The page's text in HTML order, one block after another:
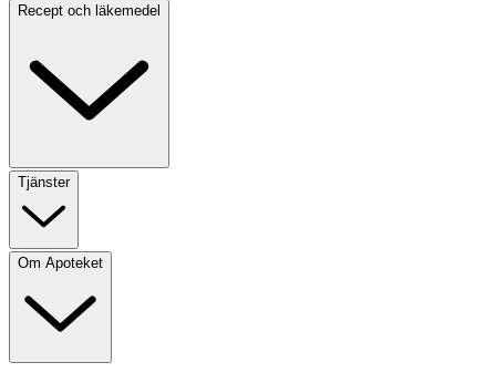
Recept och läkemedel
Tjänster
Om Apoteket